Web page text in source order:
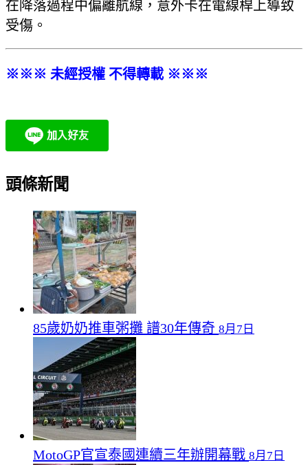
在降落過程中偏離航線，意外卡在電線桿上導致
受傷。
※※※ 未經授權 不得轉載 ※※※
頭條新聞
85歲奶奶推車粥攤 譜30年傳奇 8月7日
MotoGP官宣泰國連續三年辦開幕戰 8月7日